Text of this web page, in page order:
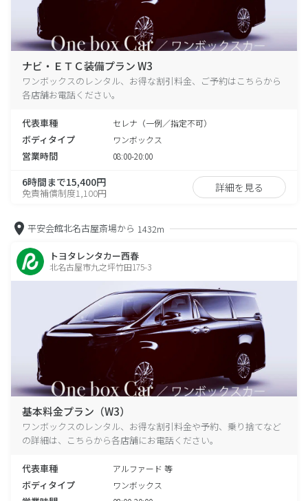
ナビ・ＥＴＣ装備プラン W3
ワンボックスのレンタル、お得な割引料金、ご予約はこちらから
各店舗お電話ください。
代表車種 セレナ（一例／指定不可）
ボディタイプ ワンボックス
営業時間 08:00-20:00
6時間まで15,400円
免責補償制度1,100円 詳細を見る
平安会館北名古屋斎場から 1432m
トヨタレンタカー西春
北名古屋市九之坪竹田175-3
基本料金プラン（W3）
ワンボックスのレンタル、お得な割引料金や予約、乗り捨てなど
の詳細は、こちらから各店舗にお電話ください。
代表車種 アルファード 等
ボディタイプ ワンボックス